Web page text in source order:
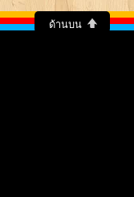
ด้านบน